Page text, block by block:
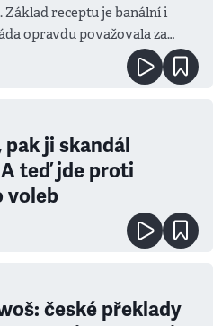
Základ receptu je banální i
opravdu považovala za
ji skandál
teď jde proti
voleb
české překlady